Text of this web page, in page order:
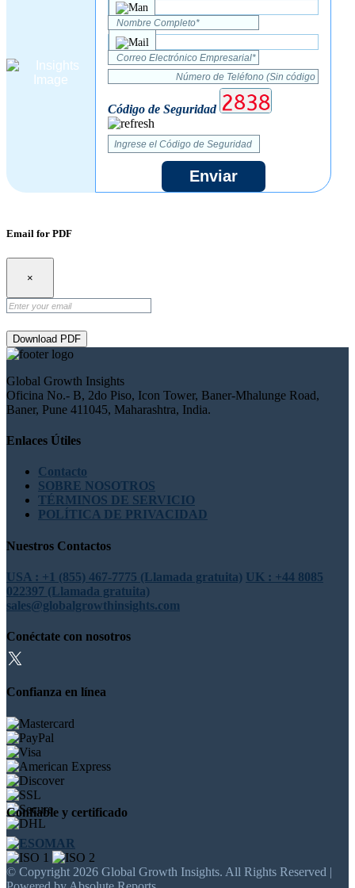
Código de Seguridad
Enviar
Email for PDF
×
Download PDF
Global Growth Insights
Oficina No.- B, 2do Piso, Icon Tower, Baner-Mhalunge Road,
Baner, Pune 411045, Maharashtra, India.
Enlaces Útiles
Contacto
SOBRE NOSOTROS
TÉRMINOS DE SERVICIO
POLÍTICA DE PRIVACIDAD
Nuestros Contactos
USA : +1 (855) 467-7775 (Llamada gratuita) UK : +44 8085
022397 (Llamada gratuita)
sales@globalgrowthinsights.com
Conéctate con nosotros
Confianza en línea
Confiable y certificado
© Copyright 2026 Global Growth Insights. All Rights Reserved |